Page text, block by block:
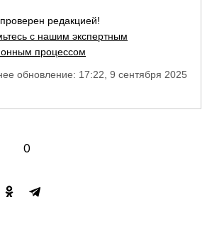
редакцией!
с нашим экспертным
процессом
обновление: 17:22, 9 сентября 2025
0